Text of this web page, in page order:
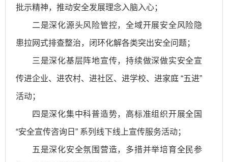
批示精神，推动安全发展理念入脑入心；
二是深化源头风险管控，全域开展安全风险隐
患拉网式排查整治，闭环化解各类突出安全问题；
三是深化基层阵地宣传，持续做深做实安全宣
传进企业、进农村、进社区、进学校、进家庭 “五进”
活动；
四是深化集中科普造势，高标准组织开展全国
“安全宣传咨询日” 系列线下线上宣传服务活动；
五是深化安全氛围营造，多措并举培育全民参